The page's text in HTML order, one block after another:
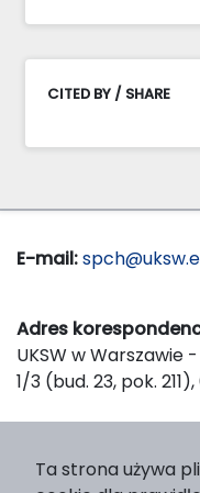
CITED BY / SHARE
E-mail:
Adres
UKSW w Warszawie
1/3 (bud. 23, pok.
Wydawnictwo
Ta strona używa